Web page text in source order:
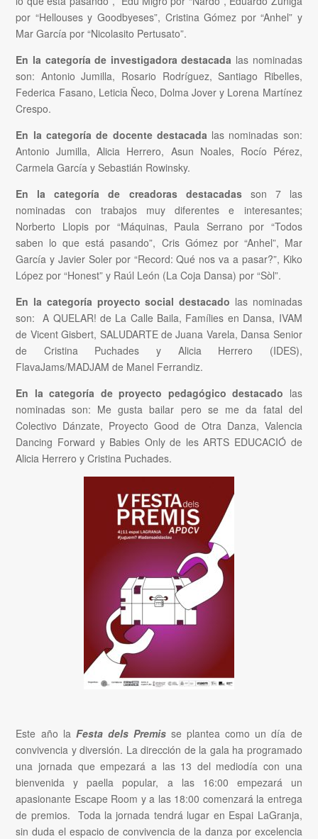
por “Hellouses y Goodbyeses”, Cristina Gómez por “Anhel” y
Mar García por “Nicolasito Pertusato”.
En la categoría de investigadora destacada las nominadas
son: Antonio Jumilla, Rosario Rodríguez, Santiago Ribelles,
Federica Fasano, Leticia Ñeco, Dolma Jover y Lorena Martínez
Crespo.
En la categoría de docente destacada las nominadas son:
Antonio Jumilla, Alicia Herrero, Asun Noales, Rocío Pérez,
Carmela García y Sebastián Rowinsky.
En la categoría de creadoras destacadasson 7 las
nominadas con trabajos muy diferentes e interesantes;
Norberto Llopis por “Máquinas, Paula Serrano por “Todos
saben lo que está pasando”, Cris Gómez por “Anhel”, Mar
García y Javier Soler por “Record: Qué nos va a pasar?”, Kiko
López por “Honest” y Raúl León (La Coja Dansa) por “Sòl”.
En la categoría proyecto social destacado las nominadas
son: A QUELAR! de La Calle Baila, Famílies en Dansa, IVAM
de Vicent Gisbert, SALUDARTE de Juana Varela, Dansa Senior
de Cristina Puchades y Alicia Herrero (IDES),
FlavaJams/MADJAM de Manel Ferrandiz.
En la categoría de proyecto pedagógico destacado las
nominadas son: Me gusta bailar pero se me da fatal del
Colectivo Dánzate, Proyecto Good de Otra Danza, Valencia
Dancing Forward y Babies Only de les ARTS EDUCACIÓ de
Alicia Herrero y Cristina Puchades.
Este año la Festa dels Premisse plantea como un día de
convivencia y diversión. La dirección de la gala ha programado
una jornada que empezará a las 13 del mediodía con una
bienvenida y paella popular, a las 16:00 empezará un
apasionante Escape Room y a las 18:00 comenzará la entrega
de premios. Toda la jornada tendrá lugar en Espai LaGranja,
sin duda el espacio de convivencia de la danza por excelencia